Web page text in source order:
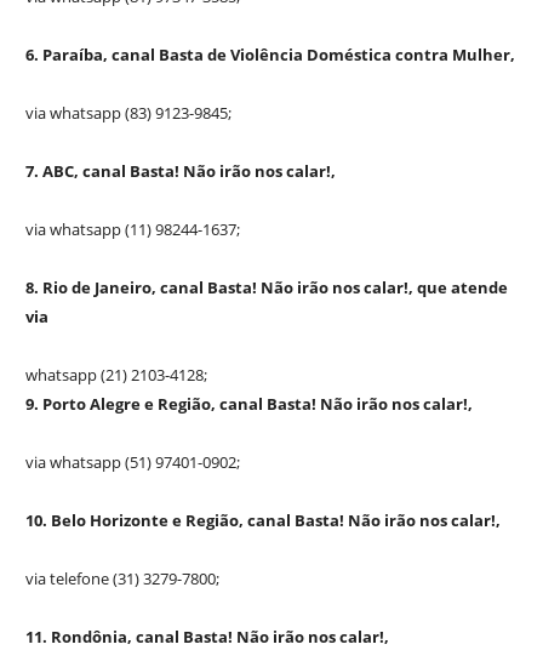
6. Paraíba, canal Basta de Violência Doméstica contra Mulher,
via whatsapp (83) 9123-9845;
7. ABC, canal Basta! Não irão nos calar!,
via whatsapp (11) 98244-1637;
8. Rio de Janeiro, canal Basta! Não irão nos calar!, que atende
via
whatsapp (21) 2103-4128;
9. Porto Alegre e Região, canal Basta! Não irão nos calar!,
via whatsapp (51) 97401-0902;
10. Belo Horizonte e Região, canal Basta! Não irão nos calar!,
via telefone (31) 3279-7800;
11. Rondônia, canal Basta! Não irão nos calar!,